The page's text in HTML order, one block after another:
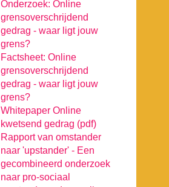
Onderzoek: Online
grensoverschrijdend
gedrag - waar ligt jouw
grens?
Factsheet: Online
grensoverschrijdend
gedrag - waar ligt jouw
grens?
Whitepaper Online
kwetsend gedrag (pdf)
Rapport van omstander
naar 'upstander' - Een
gecombineerd onderzoek
naar pro-sociaal